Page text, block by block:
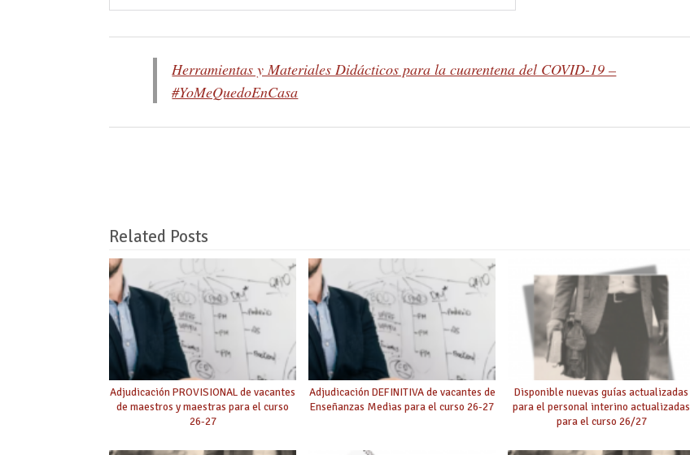
Herramientas y Materiales Didácticos para la cuarentena del COVID-19 –
#YoMeQuedoEnCasa
Related Posts
Adjudicación PROVISIONAL de vacantes
de maestros y maestras para el curso
26-27
Adjudicación DEFINITIVA de vacantes de
Enseñanzas Medias para el curso 26-27
Disponible nuevas guías actualizadas
para el personal interino actualizadas
para el curso 26/27